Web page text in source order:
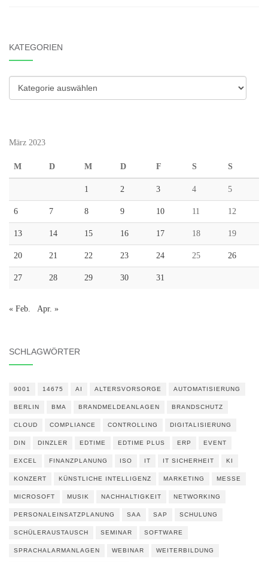
KATEGORIEN
Kategorien
März 2023
M D M D F S S
1 2 3 4 5
6 7 8 9 10 11 12
13 14 15 16 17 18 19
20 21 22 23 24 25 26
27 28 29 30 31
« Feb. Apr. »
SCHLAGWÖRTER
9001 14675 AI ALTERSVORSORGE AUTOMATISIERUNG
BERLIN BMA BRANDMELDEANLAGEN BRANDSCHUTZ
CLOUD COMPLIANCE CONTROLLING DIGITALISIERUNG
DIN DINZLER EDTIME EDTIME PLUS ERP EVENT
EXCEL FINANZPLANUNG ISO IT IT SICHERHEIT KI
KONZERT KÜNSTLICHE INTELLIGENZ MARKETING MESSE
MICROSOFT MUSIK NACHHALTIGKEIT NETWORKING
PERSONALEINSATZPLANUNG SAA SAP SCHULUNG
SCHÜLERAUSTAUSCH SEMINAR SOFTWARE
SPRACHALARMANLAGEN WEBINAR WEITERBILDUNG